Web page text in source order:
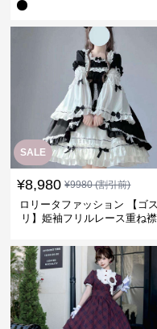
SALE
¥8,980 ¥9980(割引前)
ロリータファッション 【ゴ
リ】姫袖フリルレース重ね